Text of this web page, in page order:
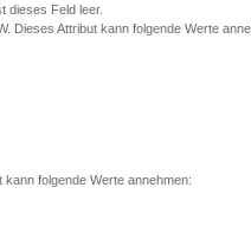
dieses Feld leer.
Dieses Attribut kann folgende Werte
folgende Werte annehmen: